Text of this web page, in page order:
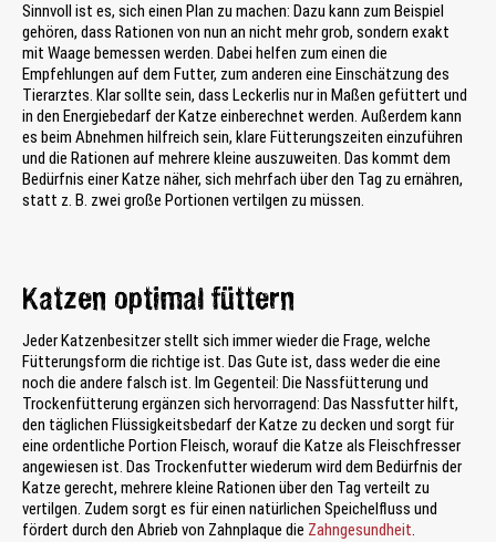
Sinnvoll ist es, sich einen Plan zu machen: Dazu kann zum Beispiel
gehören, dass Rationen von nun an nicht mehr grob, sondern exakt
mit Waage bemessen werden. Dabei helfen zum einen die
Empfehlungen auf dem Futter, zum anderen eine Einschätzung des
Tierarztes. Klar sollte sein, dass Leckerlis nur in Maßen gefüttert und
in den Energiebedarf der Katze einberechnet werden. Außerdem kann
es beim Abnehmen hilfreich sein, klare Fütterungszeiten einzuführen
und die Rationen auf mehrere kleine auszuweiten. Das kommt dem
Bedürfnis einer Katze näher, sich mehrfach über den Tag zu ernähren,
statt z. B. zwei große Portionen vertilgen zu müssen.
Katzen optimal füttern
Jeder Katzenbesitzer stellt sich immer wieder die Frage, welche
Fütterungsform die richtige ist. Das Gute ist, dass weder die eine
noch die andere falsch ist. Im Gegenteil: Die Nassfütterung und
Trockenfütterung ergänzen sich hervorragend: Das Nassfutter hilft,
den täglichen Flüssigkeitsbedarf der Katze zu decken und sorgt für
eine ordentliche Portion Fleisch, worauf die Katze als Fleischfresser
angewiesen ist. Das Trockenfutter wiederum wird dem Bedürfnis der
Katze gerecht, mehrere kleine Rationen über den Tag verteilt zu
vertilgen. Zudem sorgt es für einen natürlichen Speichelfluss und
fördert durch den Abrieb von Zahnplaque die Zahngesundheit.